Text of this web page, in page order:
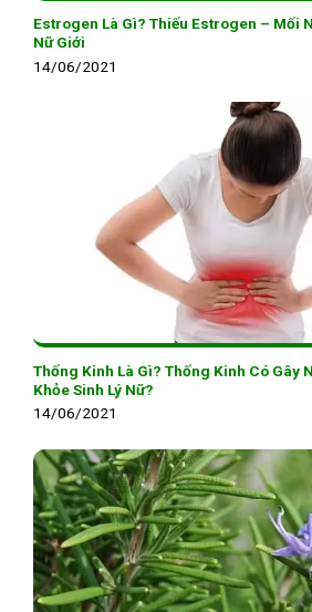
Estrogen Là Gì? Thiếu Estrogen – Mối
Nữ Giới
14/06/2021
Thống Kinh Là Gì? Thống Kinh Có Gây
Khỏe Sinh Lý Nữ?
14/06/2021